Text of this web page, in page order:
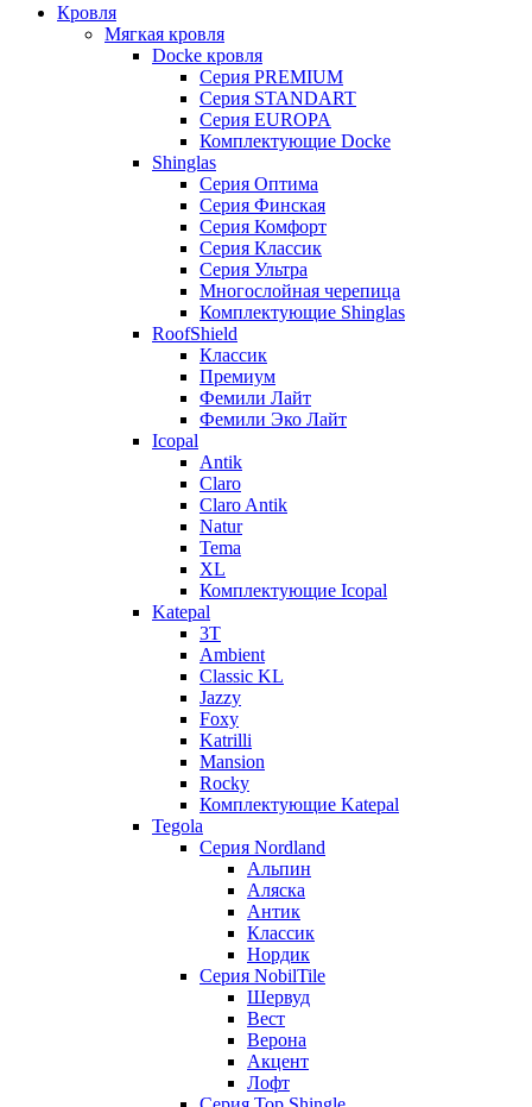
Кровля
Мягкая кровля
Docke кровля
Серия PREMIUM
Серия STANDART
Серия EUROPA
Комплектующие Docke
Shinglas
Серия Оптима
Серия Финская
Серия Комфорт
Серия Классик
Серия Ультра
Многослойная черепица
Комплектующие Shinglas
RoofShield
Классик
Премиум
Фемили Лайт
Фемили Эко Лайт
Icopal
Antik
Claro
Claro Antik
Natur
Tema
XL
Комплектующие Icopal
Katepal
3T
Ambient
Classic KL
Jazzy
Foxy
Katrilli
Mansion
Rocky
Комплектующие Katepal
Tegola
Серия Nordland
Альпин
Аляска
Антик
Классик
Нордик
Серия NobilTile
Шервуд
Вест
Верона
Акцент
Лофт